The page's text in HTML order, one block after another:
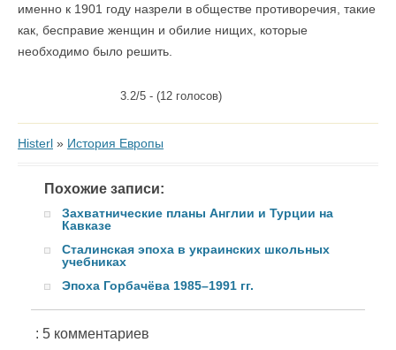
именно к 1901 году назрели в обществе противоречия, такие
как, бесправие женщин и обилие нищих, которые
необходимо было решить.
3.2/5 - (12 голосов)
Histerl » История Европы
Похожие записи:
Захватнические планы Англии и Турции на
Кавказе
Сталинская эпоха в украинских школьных
учебниках
Эпоха Горбачёва 1985–1991 гг.
: 5 комментариев